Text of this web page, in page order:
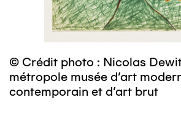
© Crédit photo : Nicolas
métropole musée d’art
contemporain et d’art brut